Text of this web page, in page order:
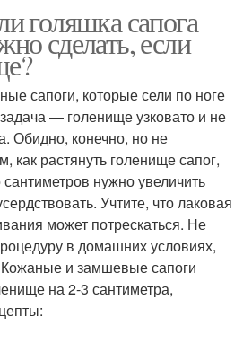
голяшка сапога
сделать, если
сапоги, которые сели по ноге
— голенище узковато и не
Обидно, конечно, но не
как растянуть голенище сапог,
нужно увеличить
Учтите, что лаковая
может потрескаться. Не
в домашних условиях,
Кожаные и замшевые сапоги
на 2-3 сантиметра,